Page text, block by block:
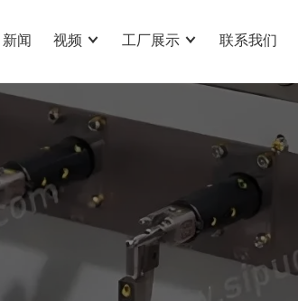
新闻 视频 工厂展示 联系我们